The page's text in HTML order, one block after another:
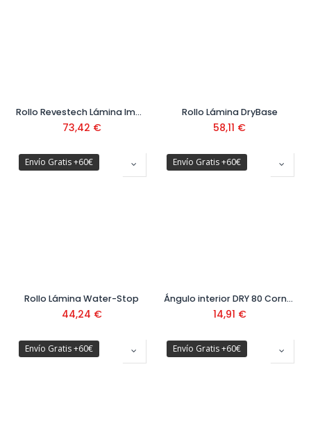
Rollo Revestech Lámina Impermeablizante DRY 80
73,42 €
Rollo Lámina DryBase
58,11 €
Envío Gratis +60€
Rollo Lámina Water-Stop
44,24 €
Envío Gratis +60€
Ángulo interior DRY 80 Cornerin
14,91 €
Envío Gratis +60€ Envío Gratis +60€